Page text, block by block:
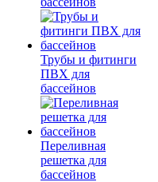
Трубы и фитинги
ПВХ для
бассейнов
Переливная
решетка для
бассейнов